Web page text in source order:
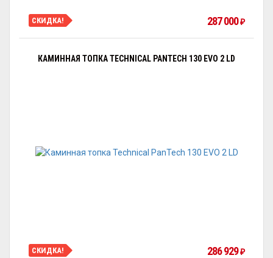
СКИДКА! 287 000 ₽
КАМИННАЯ ТОПКА TECHNICAL PANTECH 130 EVO 2 LD
СКИДКА! 286 929 ₽